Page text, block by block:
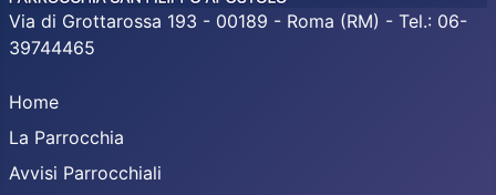
Via di Grottarossa 193 - 00189 - Roma (RM) - Tel.: 06-
39744465
Home
La Parrocchia
Avvisi Parrocchiali